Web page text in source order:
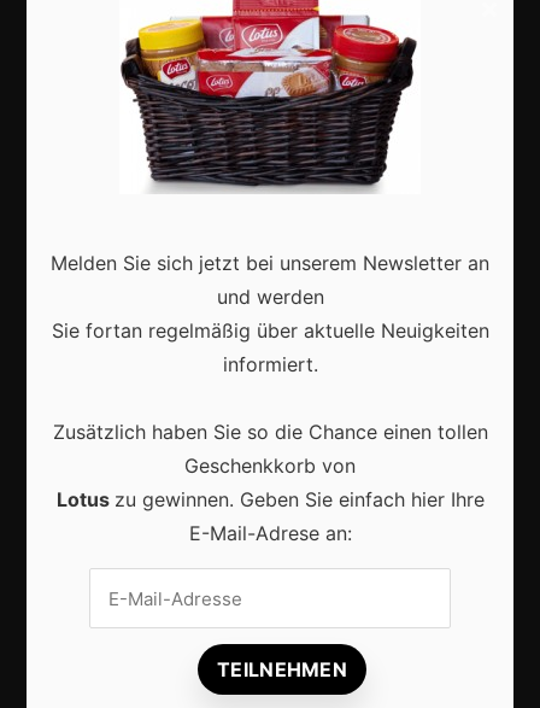
moderne Feierkultur
Karneval in Berlin erleben: Kreativität, Kultur und
Gemeinschaft auf einzigartige Weise entdecken
Vrijwilligers maken van carnaval een onvergetelijk
evenement
Melden Sie sich jetzt bei unserem Newsletter an
und werden
Sie fortan regelmäßig über aktuelle Neuigkeiten
informiert.
Zusätzlich haben Sie so die Chance einen tollen
Geschenkkorb von
Lotus zu gewinnen. Geben Sie einfach hier Ihre
E-Mail-Adrese an: